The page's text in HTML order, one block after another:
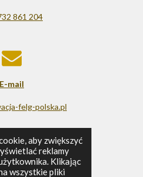
aby zwiększyć
reklamy
Klikając
wszystkie pliki
861 204
E-mail
felg-polska.pl